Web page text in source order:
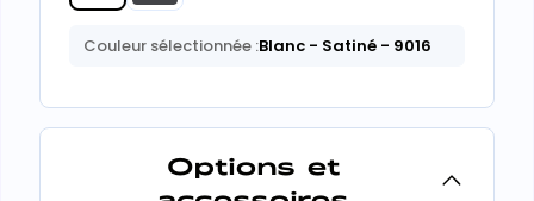
Couleur sélectionnée :Blanc - Satiné - 9016
Options et